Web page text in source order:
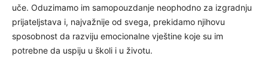
uče. Oduzimamo im samopouzdanje neophodno za izgradnju
prijateljstava i, najvažnije od svega, prekidamo njihovu
sposobnost da razviju emocionalne vještine koje su im
potrebne da uspiju u školi i u životu.